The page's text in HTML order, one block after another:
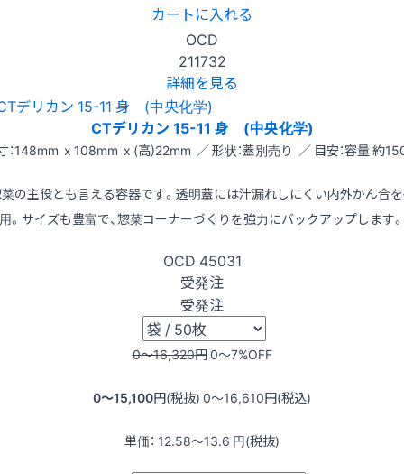
カートに入れる
OCD
211732
詳細を見る
CTデリカン 15-11 身 (中央化学)
：148mm x 108mm x (高)22mm ／ 形状：蓋別売り ／ 目安：容量 約
の主役とも言える容器です。透明蓋には汁漏れしにくい内外かん合
用。サイズも豊富で、惣菜コーナーづくりを強力にバックアップします。
OCD 45031
受発注
受発注
0〜16,320円0〜7%OFF
0〜15,100円(税抜) 0〜16,610円(税込)
単価： 12.58〜13.6 円(税抜)